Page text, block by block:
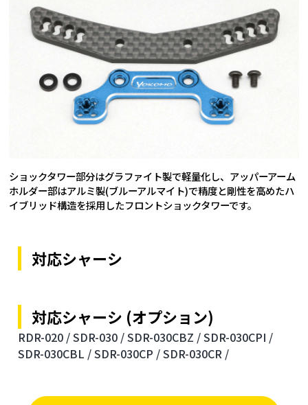
ショックタワー部分はグラファイト製で軽量化し、アッパーアーム
ホルダー部はアルミ製(ブルーアルマイト)で精度と剛性を高めたハ
イブリッド構造を採用したフロントショックタワーです。
対応シャーシ
対応シャーシ (オプション)
RDR-020 /SDR-030 /SDR-030CBZ /SDR-030CPI /
SDR-030CBL /SDR-030CP /SDR-030CR /